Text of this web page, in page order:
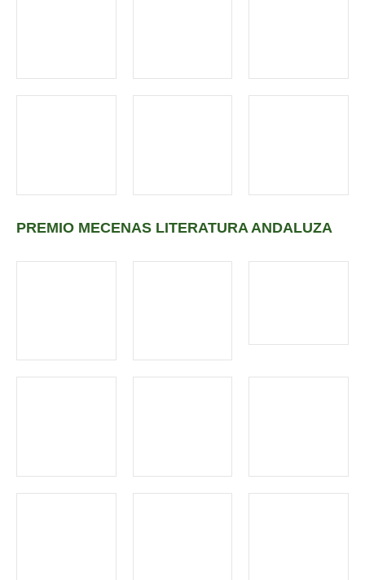
PREMIO MECENAS LITERATURA ANDALUZA